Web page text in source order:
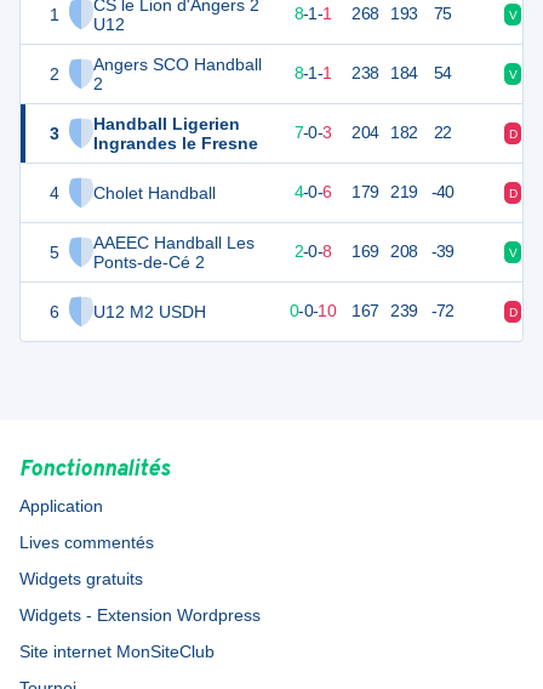
1
CS le Lion d'Angers 2
U12
2
Angers SCO Handball
2
3
Handball Ligerien
Ingrandes le Fresne
4 Cholet Handball
5
AAEEC Handball Les
Ponts-de-Cé 2
6 U12 M2 USDH
27 10 8-1-1 268 193 75 V
26 10 8-1-1 238 184 54 V
24 7-0-3 204 182 22 D
18 4-0-6 179 219 -40 D
14 10 2-0-8 169 208 -39 V
0-0-10 167 239 -72 D
Fonctionnalités
Application
Lives commentés
Widgets gratuits
Widgets - Extension Wordpress
Site internet MonSiteClub